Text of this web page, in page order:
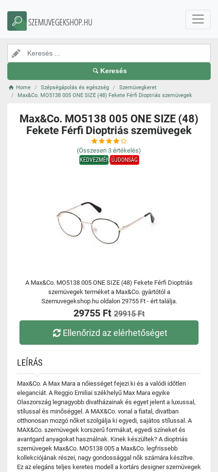
SZEMUVEGEKSHOP.HU
Keresés
Home Szépségápolás és egészség
Szemüvegkeret
Max&Co. MO5138 005 ONE SIZE (48) Fekete Férfi Dioptriás szemüvegek
Max&Co. MO5138 005 ONE SIZE (48)
Fekete Férfi Dioptriás szemüvegek
(Összesen 3 értékelés)
KEDVEZMÉNYÚJDONSÁG
A Max&Co. MO5138 005 ONE SIZE (48) Fekete Férfi Dioptriás
szemüvegek terméket a Max&Co. gyártótól a
Szemuvegekshop.hu oldalon 29755 Ft - ért találja.
29755 Ft 29915 Ft
Ellenőrizd az elérhetőséget
LEÍRÁS
Max&Co. A Max Mara a nőiességet fejezi ki és a valódi időtlen
eleganciát. A Reggio Emiliai székhelyű Max Mara egyike
Olaszország legnagyobb divatházainak és egyet jelent a luxussal,
stílussal és minőséggel. A MAX&Co. vonal a fiatal, divatban
otthonosan mozgó nőket szolgálja ki egyedi, sajátos stílussal. A
MAX&Co. szemüvegek korszerű formákat, egyedi színeket és
avantgard anyagokat használnak. Kinek készültek? A dioptriás
szemüvegek Max&Co. MO5138 005 a Max&Co. legfrissebb
kollekciójának részei, nagy gondossággal nők számára készítve.
Ez az elegáns teljes keretes modell a kortárs designer szemüvegek